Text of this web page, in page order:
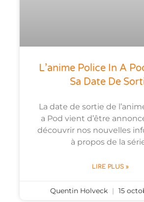
L’anime Police In A
Sa Date De
La date de sortie de
a Pod vient d’être
découvrir nos nouvelles
à propos de la
LIRE PLUS »
Quentin Holveck 15